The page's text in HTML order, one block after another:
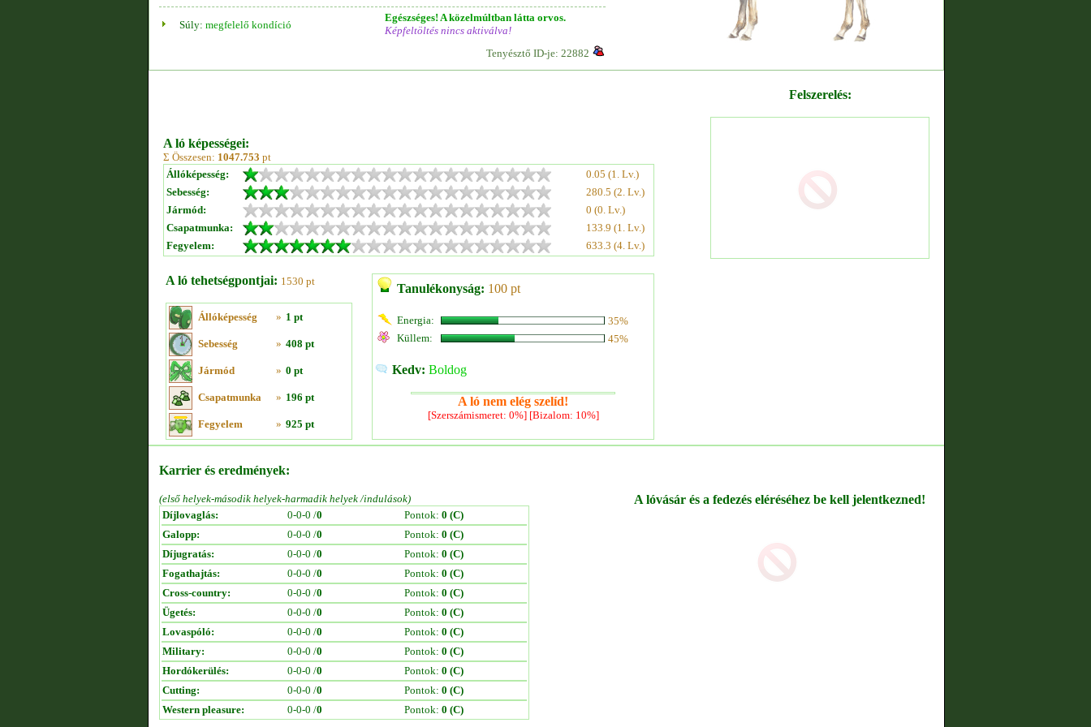
Súly: megfelelő kondíció
Egészséges! A közelmúltban látta orvos.
Képfeltöltés nincs aktiválva!
Tenyésztő ID-je: 22882
A ló képességei:
Σ Összesen: 1047.753 pt
Állóképesség:
0.05 (1. Lv.)
Sebesség:
280.5 (2. Lv.)
Jármód:
0 (0. Lv.)
Csapatmunka:
133.9 (1. Lv.)
Fegyelem:
633.3 (4. Lv.)
A ló tehetségpontjai: 1530 pt
Állóképesség » 1 pt
Sebesség » 408 pt
Jármód » 0 pt
Csapatmunka » 196 pt
Fegyelem » 925 pt
Tanulékonyság: 100 pt
Energia:
35%
Küllem:
45%
Kedv: Boldog
A ló nem elég szelíd!
[Szerszámismeret: 0%] [Bizalom: 10%]
Felszerelés:
Karrier és eredmények:
(első helyek-második helyek-harmadik helyek /indulások)
Díjlovaglás:
0-0-0 /0 Pontok: 0 (C)
Galopp:
0-0-0 /0 Pontok: 0 (C)
Díjugratás:
0-0-0 /0 Pontok: 0 (C)
Fogathajtás:
0-0-0 /0 Pontok: 0 (C)
Cross-country:
0-0-0 /0 Pontok: 0 (C)
Ügetés:
0-0-0 /0 Pontok: 0 (C)
Lovaspóló:
0-0-0 /0 Pontok: 0 (C)
Military:
0-0-0 /0 Pontok: 0 (C)
Hordókerülés:
0-0-0 /0 Pontok: 0 (C)
Cutting:
0-0-0 /0 Pontok: 0 (C)
Western pleasure:
0-0-0 /0 Pontok: 0 (C)
A lóvásár és a fedezés eléréséhez be kell jelentkezned!